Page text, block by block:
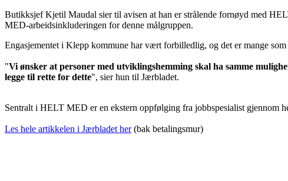
Butikksjef Kjetil Maudal sier til avisen at han er strålende fornøyd med
MED-arbeidsinkluderingen for denne målgruppen.
Engasjementet i Klepp kommune har vært forbilledlig, og det er mange
"Vi ønsker at personer med utviklingshemming skal ha samme
legge til rette for dette", sier hun til Jærbladet.
Sentralt i HELT MED er en ekstern oppfølging fra jobbspesialist gjennom
Les hele artikkelen i Jærbladet her(bak betalingsmur)